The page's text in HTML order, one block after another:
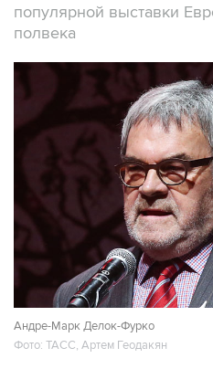
популярной выставки
полвека
Андре-Марк Делок-Фурко
Фото: ТАСС, Артем Геодакян